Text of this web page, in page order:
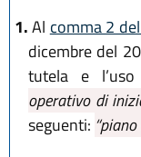
1.Al comma 2
dicembre del
tutela e
operativo di
seguenti: